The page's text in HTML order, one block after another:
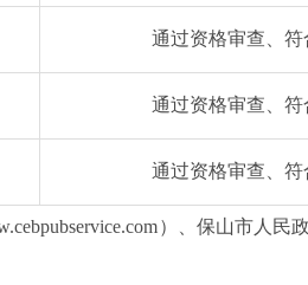
通过资格审查、符
通过资格审查、符
通过资格审查、符
）、保山市人